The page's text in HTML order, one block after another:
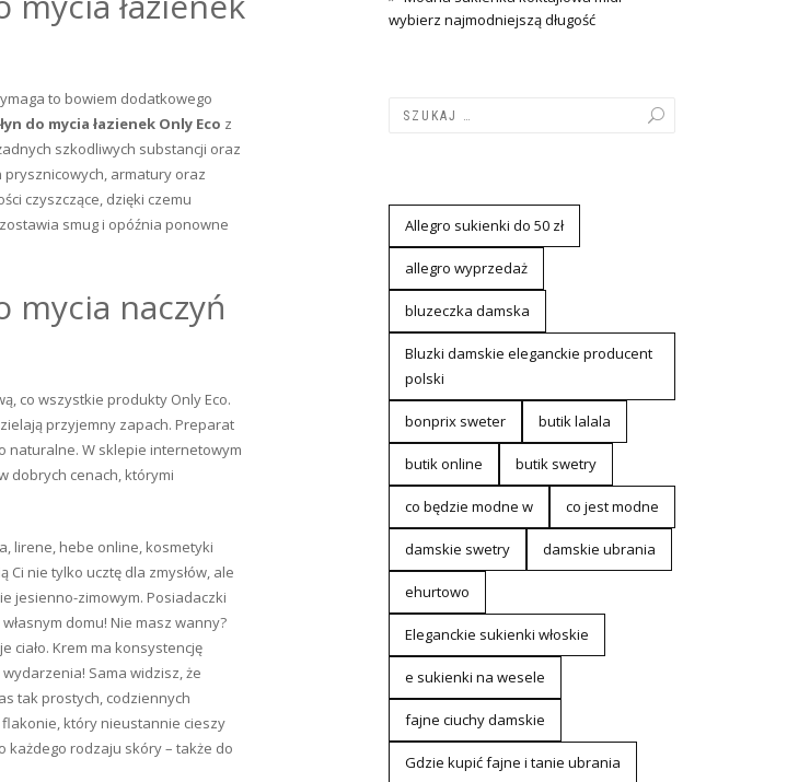
to bowiem dodatkowego
do mycia łazienek Only Eco z
szkodliwych substancji oraz
armatury oraz
czyszczące, dzięki czemu
smug i opóźnia ponowne
mycia naczyń
co wszystkie produkty Only Eco.
przyjemny zapach. Preparat
naturalne. W sklepie internetowym
dobrych cenach, którymi
lirene, hebe online, kosmetyki
nie tylko ucztę dla zmysłów, ale
jesienno-zimowym. Posiadaczki
domu! Nie masz wanny?
ciało. Krem ma konsystencję
Sama widzisz, że
tak prostych, codziennych
flakonie, który nieustannie cieszy
każdego rodzaju skóry – także do
wybierz najmodniejszą długość
Allegro sukienki do 50 zł
allegro wyprzedaż
bluzeczka damska
Bluzki damskie eleganckie producent
polski
bonprix sweter butik lalala
butik online butik swetry
co będzie modne w co jest modne
damskie swetry damskie ubrania
ehurtowo
Eleganckie sukienki włoskie
e sukienki na wesele
fajne ciuchy damskie
Gdzie kupić fajne i tanie ubrania